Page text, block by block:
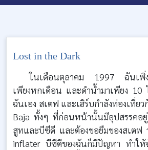
Lost in the Dark
ในเดือนตุลาคม 1997 ฉันเพิ่ง
เพียงหกเดือน และดำน้ำมาเพียง 10
ฉันเอง สเตฟ และเฮิร์บกำลังท่องเที่ย
Baja ทั้งๆ ที่ก่อนหน้านั้นมีอุปสรรคอยู่
สูทและบีซีดี และต้องขอยืมของสเตฟ
inflater บีซีดีของฉันก็มีปัญหา ทำให้